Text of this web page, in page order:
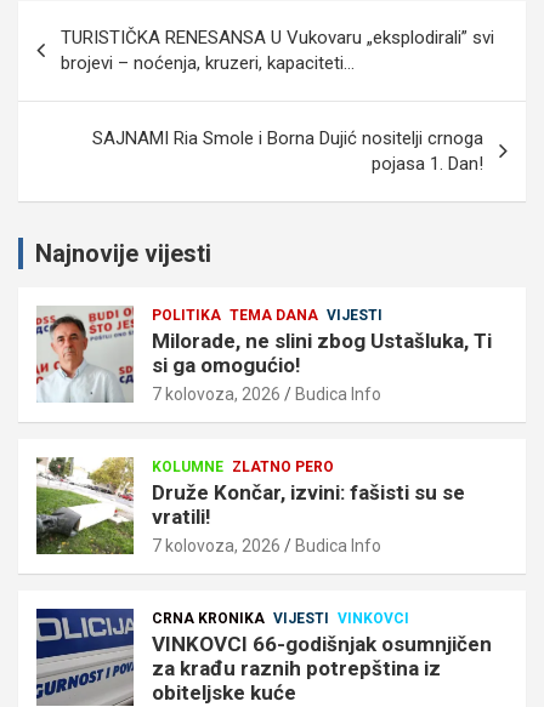
Navigacija
objava
TURISTIČKA RENESANSA U Vukovaru „eksplodirali” svi
brojevi – noćenja, kruzeri, kapaciteti…
SAJNAMI Ria Smole i Borna Dujić nositelji crnoga
pojasa 1. Dan!
Najnovije vijesti
POLITIKA TEMA DANA VIJESTI
Milorade, ne slini zbog Ustašluka, Ti
si ga omogućio!
7 kolovoza, 2026 Budica Info
KOLUMNE ZLATNO PERO
Druže Končar, izvini: fašisti su se
vratili!
7 kolovoza, 2026 Budica Info
CRNA KRONIKA VIJESTI VINKOVCI
VINKOVCI 66-godišnjak osumnjičen
za krađu raznih potrepština iz
obiteljske kuće